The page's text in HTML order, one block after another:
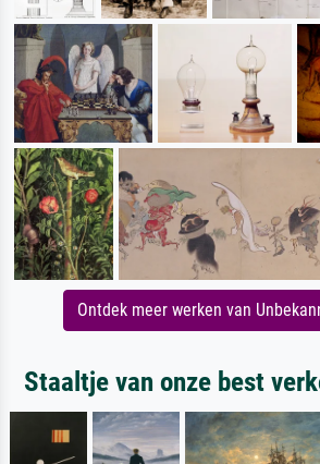
Ontdek meer werken van
Staaltje van onze best